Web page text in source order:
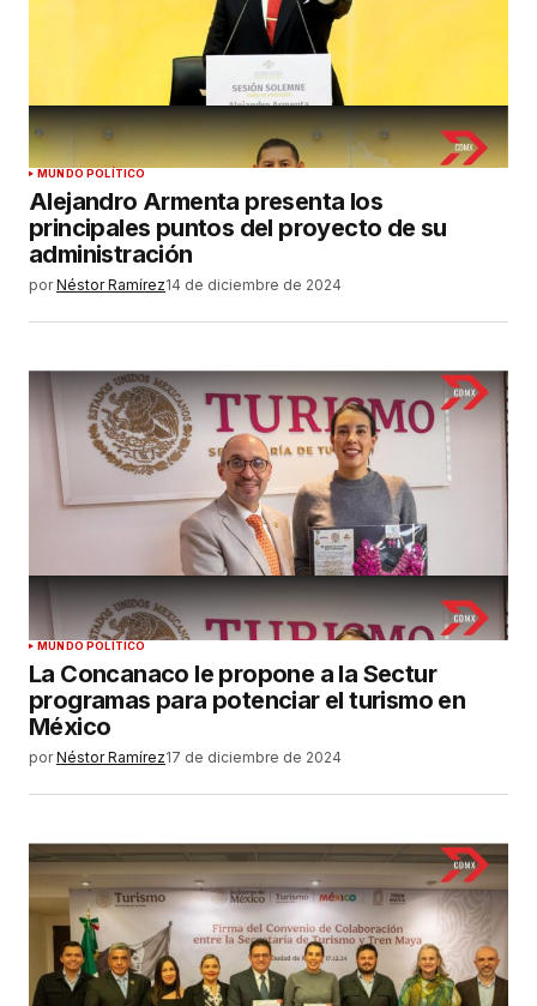
MUNDO POLÍTICO
Alejandro Armenta presenta los
principales puntos del proyecto de su
administración
por Néstor Ramírez14 de diciembre de 2024
MUNDO POLÍTICO
La Concanaco le propone a la Sectur
programas para potenciar el turismo en
México
por Néstor Ramírez17 de diciembre de 2024